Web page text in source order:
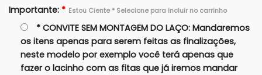
Importante: * Estou Ciente * Selecione para incluir no carrinho
* CONVITE SEM MONTAGEM DO LAÇO: Mandaremos
os itens apenas para serem feitas as finalizações,
neste modelo por exemplo você terá apenas que
fazer o lacinho com as fitas que já iremos mandar